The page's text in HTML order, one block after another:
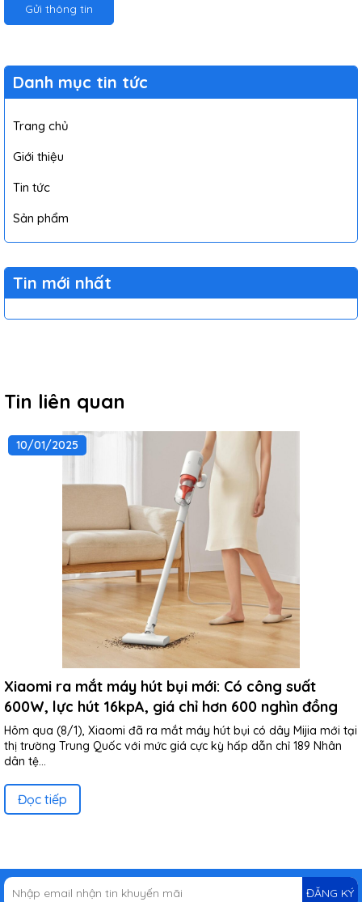
Gửi thông tin
Danh mục tin tức
Trang chủ
Giới thiệu
Tin tức
Sản phẩm
Tin mới nhất
Tin liên quan
10/01/2025
Xiaomi ra mắt máy hút bụi mới: Có công suất
600W, lực hút 16kpA, giá chỉ hơn 600 nghìn đồng
Hôm qua (8/1), Xiaomi đã ra mắt máy hút bụi có dây Mijia mới tại
thị trường Trung Quốc với mức giá cực kỳ hấp dẫn chỉ 189 Nhân
dân tệ...
Đọc tiếp
ĐĂNG KÝ